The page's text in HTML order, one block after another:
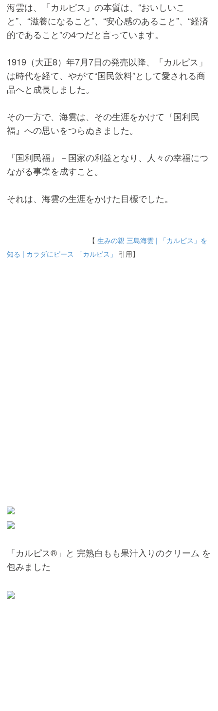
海雲は、「カルピス」の本質は、“おいしいこ
と”、“滋養になること”、“安心感のあること”、“経済
的であること”の4つだと言っています。
1919（大正8）年7月7日の発売以降、「カルピス」
は時代を経て、やがて“国民飲料”として愛される商
品へと成長しました。
その一方で、海雲は、その生涯をかけて『国利民
福』への思いをつらぬきました。
『国利民福』－国家の利益となり、人々の幸福につ
ながる事業を成すこと。
それは、海雲の生涯をかけた目標でした。
【 生みの親 三島海雲 | 「カルピス」を
知る | カラダにピース 「カルピス」
引用】
「カルピス®️」と 完熟白もも果汁入りのクリーム を
包みました